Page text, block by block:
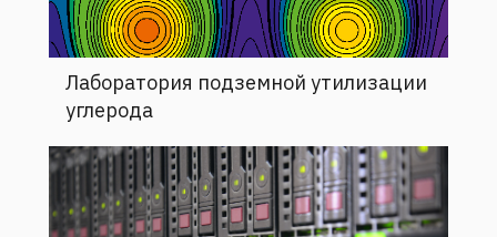
Лаборатория подземной утилизации
углерода